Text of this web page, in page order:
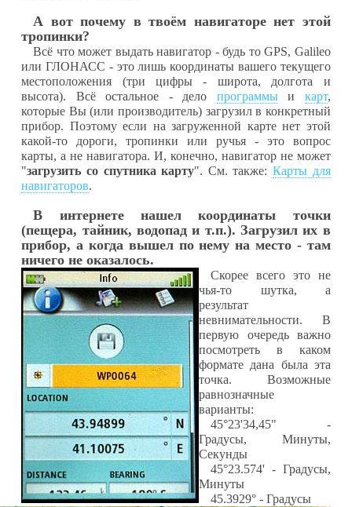
А вот почему в твоём навигаторе нет этой
тропинки?
Всё что может выдать навигатор - будь то GPS, Galileo
или ГЛОНАСС - это лишь координаты вашего текущего
местоположения (три цифры - широта, долгота и
высота). Всё остальное - дело программыи карт,
которые Вы (или производитель) загрузил в конкретный
прибор. Поэтому если на загруженной карте нет этой
какой-то дороги, тропинки или ручья - это вопрос
карты, а не навигатора. И, конечно, навигатор не может
"загрузить со спутника карту". См. также: Карты для
навигаторов.
В интернете нашел координаты точки
(пещера, тайник, водопад и т.п.). Загрузил их в
прибор, а когда вышел по нему на место - там
ничего не оказалось.
Скорее всего это не
чья-то шутка, а
результат
невнимательности. В
первую очередь важно
посмотреть в каком
формате дана была эта
точка. Возможные
равнозначные
варианты:
45°23'34,45" -
Градусы, Минуты,
Секунды
45°23.574' - Градусы,
Минуты
45.3929°- Градусы